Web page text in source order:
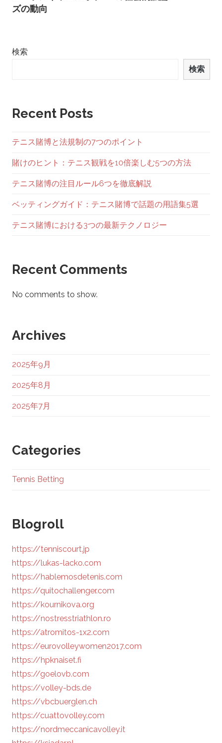
ナ
ー
ン
ズの動向
検索
検索
Recent Posts
テニス賭博と法規制の7つのポイント
賭けのヒント：テニス観戦を10倍楽しむ5つの方法
テニス賭博の注目ルール6つを徹底解説
ベッティングガイド：テニス賭博で話題の用語集5選
テニス賭博における3つの最新テクノロジー
Recent Comments
No comments to show.
Archives
2025年9月
2025年8月
2025年7月
Categories
Tennis Betting
Blogroll
https://tenniscourt.jp
https://lukas-lacko.com
https://hablemosdetenis.com
https://quitochallenger.com
https://kournikova.org
https://nostresstriathlon.ro
https://atromitos-1x2.com
https://eurovolleywomen2017.com
https://hpknaiset.fi
https://goelovb.com
https://volley-bds.de
https://vbcbuerglen.ch
https://cuattovolley.com
https://nordmeccanicavolley.it